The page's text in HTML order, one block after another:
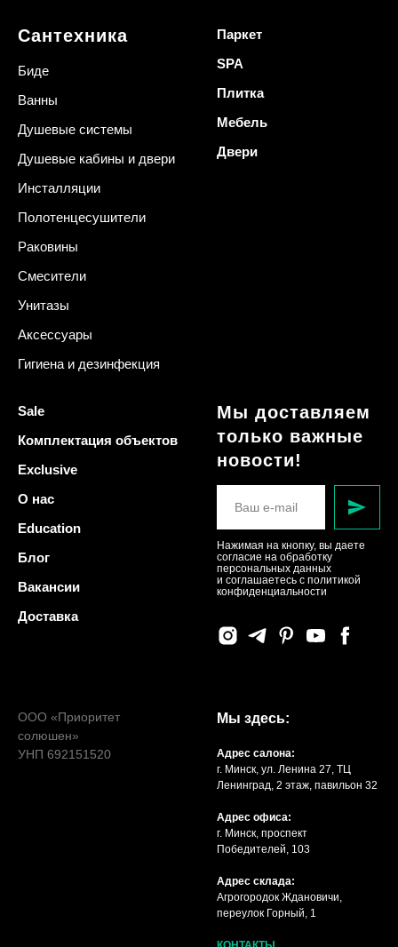
Сантехника
Биде
Ванны
Душевые системы
Душевые кабины и двери
Инсталляции
Полотенцесушители
Раковины
Смесители
Унитазы
Аксессуары
Гигиена и дезинфекция
Паркет
SPA
Плитка
Мебель
Двери
Sale
Комплектация объектов
Exclusive
О нас
Education
Блог
Вакансии
Доставка
Мы доставляем
только важные
новости!
Нажимая на кнопку, вы даете
согласие на обработку
персональных данных
и соглашаетесь c политикой
конфиденциальности
ООО «Приоритет
солюшен»
УНП 692151520
Мы здесь:
Адрес салона:
г. Минск, ул. Ленина 27, ТЦ
Ленинград, 2 этаж, павильон 32
Адрес офиса:
г. Минск, проспект
Победителей, 103
Адрес склада:
Агрогородок Ждановичи,
переулок Горный, 1